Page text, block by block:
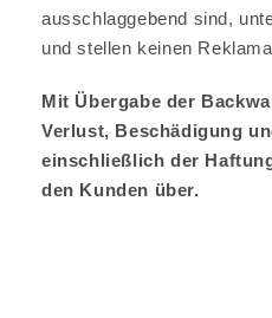
ausschlaggebend sind,
und stellen keinen
Mit Übergabe der
Verlust, Beschädigung
einschließlich der
den Kunden über.